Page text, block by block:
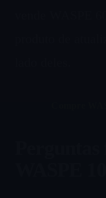
vende WASPE
produto de
Compre
WASPE